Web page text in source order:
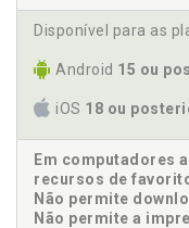
Disponível para as
Android 15 ou
iOS 18 ou
Em computadores
recursos de
Não permite
Não permite a